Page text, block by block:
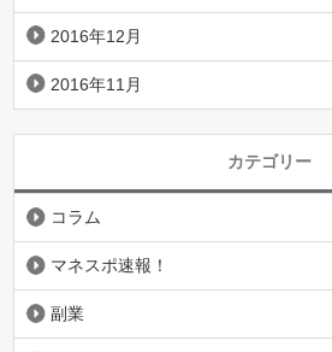
2016年12月
2016年11月
カテゴリー
コラム
マネスポ速報！
副業